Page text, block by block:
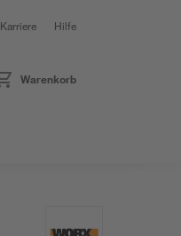
Karriere Hilfe
Warenkorb